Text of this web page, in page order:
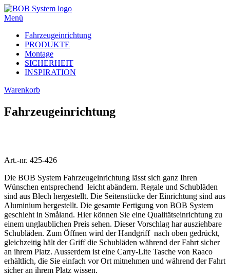
Menü
Fahrzeugeinrichtung
PRODUKTE
Montage
SICHERHEIT
INSPIRATION
Warenkorb
Fahrzeugeinrichtung
Art.-nr. 425-426
Die BOB System Fahrzeugeinrichtung lässt sich ganz Ihren
Wünschen entsprechend leicht abändern. Regale und Schubläden
sind aus Blech hergestellt. Die Seitenstücke der Einrichtung sind aus
Aluminium hergestellt. Die gesamte Fertigung von BOB System
geschieht in Småland. Hier können Sie eine Qualitätseinrichtung zu
einem unglaublichen Preis sehen. Dieser Vorschlag har ausziehbare
Schubläden. Zum Öffnen wird der Handgriff nach oben gedrückt,
gleichzeitig hält der Griff die Schubläden während der Fahrt sicher
an ihrem Platz. Ausserdem ist eine Carry-Lite Tasche von Raaco
erhältlich, die Sie einfach vor Ort mitnehmen und während der Fahrt
sicher an ihrem Platz wissen.